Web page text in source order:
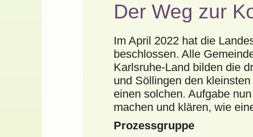
Der Weg zur
Im April 2022 hat die
beschlossen. Alle
Karlsruhe-Land bilden die
und Söllingen den
einen solchen. Aufgabe
machen und klären, wie
Prozessgruppe